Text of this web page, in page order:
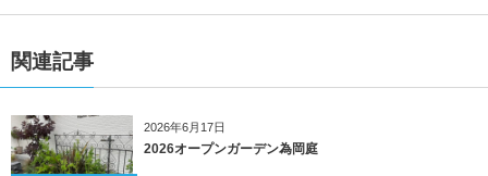
関連記事
2026年6月17日
2026オープンガーデン為岡庭